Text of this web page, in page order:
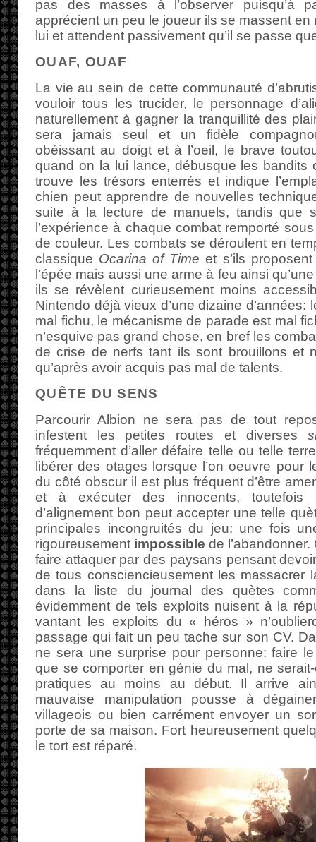
pas des masses à l’observer puisqu’à
apprécient un peu le joueur ils se massent en
lui et attendent passivement qu’il se passe
OUAF, OUAF
La vie au sein de cette communauté
vouloir tous les trucider, le personnage
naturellement à gagner la tranquillité des
sera jamais seul et un fidèle
obéissant au doigt et à l’oeil, le brave
quand on la lui lance, débusque les bandits
trouve les trésors enterrés et indique
chien peut apprendre de nouvelles
suite à la lecture de manuels, tandis que
l’expérience à chaque combat remporté
de couleur. Les combats se déroulent en
classique Ocarina of Time et s’ils
l’épée mais aussi une arme à feu ainsi
ils se révèlent curieusement moins
Nintendo déjà vieux d’une dizaine d’années:
mal fichu, le mécanisme de parade est mal
n’esquive pas grand chose, en bref les
de crise de nerfs tant ils sont brouillons et
qu’après avoir acquis pas mal de talents.
QUÊTE DU SENS
Parcourir Albion ne sera pas de tout
infestent les petites routes et diverses
fréquemment d’aller défaire telle ou telle
libérer des otages lorsque l’on oeuvre pour
du côté obscur il est plus fréquent d’être
et à exécuter des innocents, toutefois
d’alignement bon peut accepter une telle
principales incongruités du jeu: une fois
rigoureusement impossible de
faire attaquer par des paysans pensant
de tous consciencieusement les massacrer
dans la liste du journal des quètes
évidemment de tels exploits nuisent à la
vantant les exploits du « héros »
passage qui fait un peu tache sur son CV.
ne sera une surprise pour personne: faire
que se comporter en génie du mal, ne
pratiques au moins au début. Il arrive
mauvaise manipulation pousse à
villageois ou bien carrément envoyer un
porte de sa maison. Fort heureusement
le tort est réparé.